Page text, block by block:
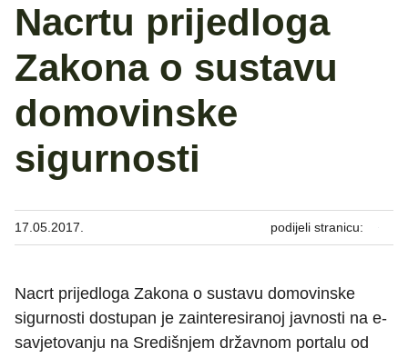
Nacrtu prijedloga
Zakona o sustavu
domovinske
sigurnosti
17.05.2017. podijeli stranicu:
Nacrt prijedloga Zakona o sustavu domovinske
sigurnosti dostupan je zainteresiranoj javnosti na e-
savjetovanju na Središnjem državnom portalu od